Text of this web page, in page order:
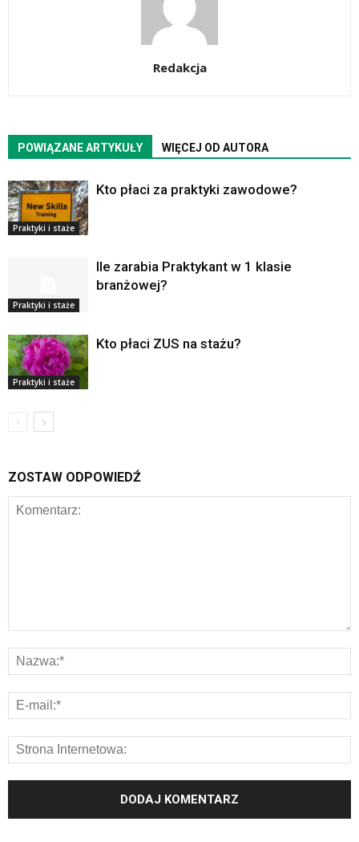
Redakcja
POWIĄZANE ARTYKUŁY WIĘCEJ OD AUTORA
Praktyki i staże
Kto płaci za praktyki zawodowe?
Praktyki i staże
Ile zarabia Praktykant w 1 klasie
branżowej?
Praktyki i staże
Kto płaci ZUS na stażu?
ZOSTAW ODPOWIEDŹ